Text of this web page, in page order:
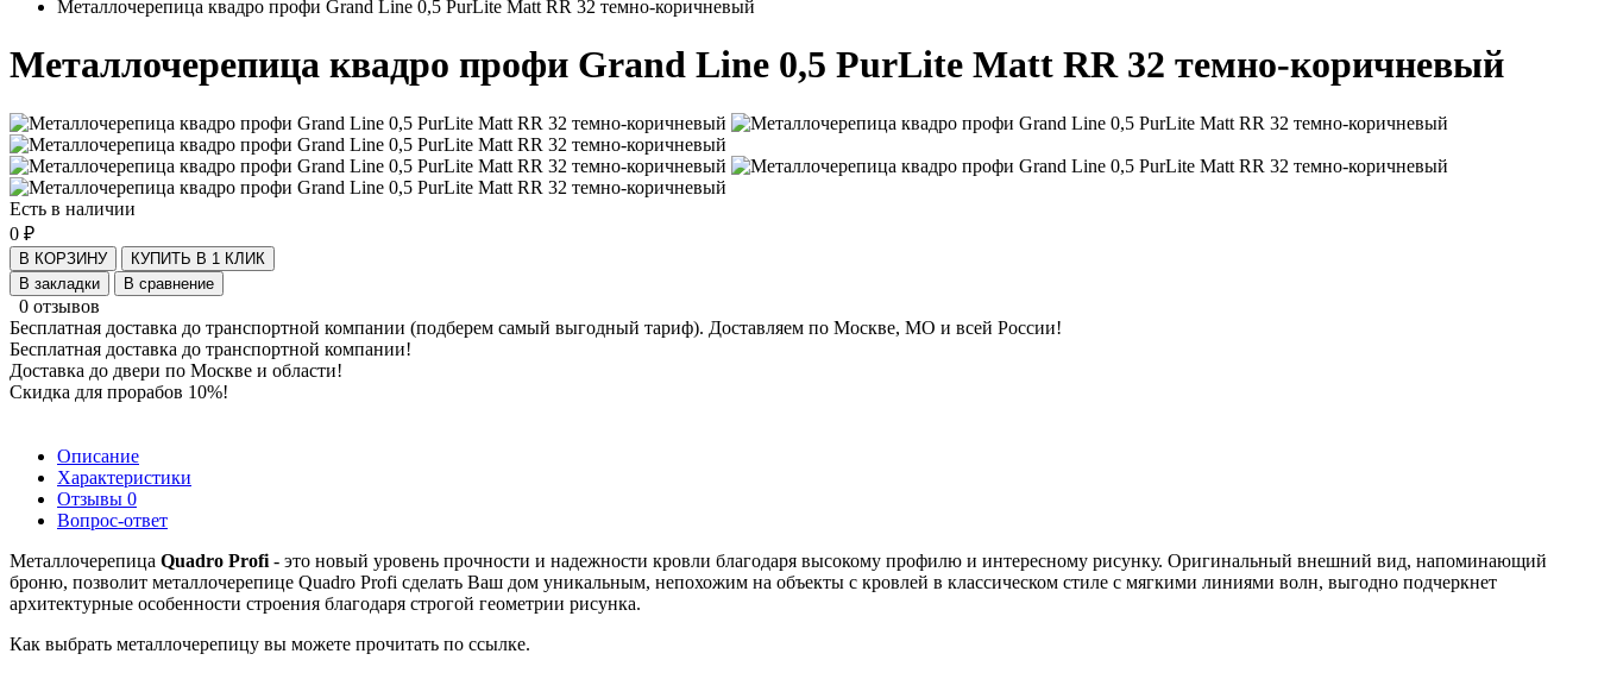
Металлочерепица квадро профи Grand Line 0,5 PurLite Matt RR 32 темно-коричневый
Металлочерепица квадро профи Grand Line 0,5 PurLite Matt RR 32 темно-коричневый
Есть в наличии
0 ₽
В КОРЗИНУ
КУПИТЬ В 1 КЛИК
В закладки
В сравнение
0 отзывов
Бесплатная доставка до транспортной компании (подберем самый выгодный тариф). Доставляем по Москве, МО и всей России!
Бесплатная доставка до транспортной компании!
Доставка до двери по Москве и области!
Скидка для прорабов 10%!
Описание
Характеристики
Отзывы 0
Вопрос-ответ
Металлочерепица Quadro Profi - это новый уровень прочности и надежности кровли благодаря высокому профилю и интересному рисунку. Оригинальный внешний вид, напоминающий
броню, позволит металлочерепице Quadro Profi сделать Ваш дом уникальным, непохожим на объекты с кровлей в классическом стиле с мягкими линиями волн, выгодно подчеркнет
архитектурные особенности строения благодаря строгой геометрии рисунка.
Как выбрать металлочерепицу вы можете прочитать по ссылке.